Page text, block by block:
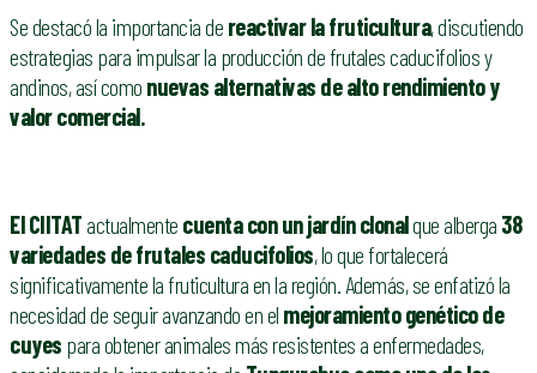
Se destacó la importancia de reactivar la fruticultura, discutiendo
estrategias para impulsar la producción de frutales caducifolios y
andinos, así como nuevas alternativas de alto rendimiento y
valor comercial.
El CIITAT actualmente cuenta con un jardín clonalque alberga 38
variedades de frutales caducifolios, lo que fortalecerá
significativamente la fruticultura en la región. Además, se enfatizó la
necesidad de seguir avanzando en el mejoramiento genético de
cuyes para obtener animales más resistentes a enfermedades,